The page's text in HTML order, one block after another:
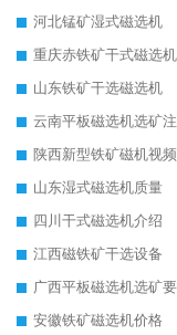
河北锰矿湿式磁选机
重庆赤铁矿干式磁选机
山东铁矿干选磁选机
云南平板磁选机选矿
陕西新型铁矿磁机视频
山东湿式磁选机质量
四川干式磁选机介绍
江西磁铁矿干选设备
广西平板磁选机选矿
安徽铁矿磁选机价格